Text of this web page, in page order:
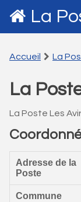
La
Accueil La
La
La Poste Les
Adresse de la
Poste
Commune